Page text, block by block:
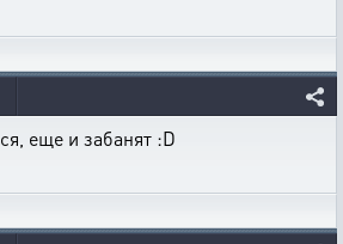
еще и забанят :D